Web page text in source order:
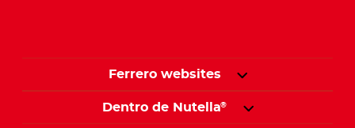
Ferrero websites
Dentro de Nutella®